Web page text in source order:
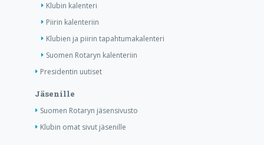
Klubin kalenteri
Piirin kalenteriin
Klubien ja piirin tapahtumakalenteri
Suomen Rotaryn kalenteriin
Presidentin uutiset
Jäsenille
Suomen Rotaryn jäsensivusto
Klubin omat sivut jäsenille